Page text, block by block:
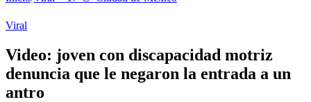
Viral
Video: joven con discapacidad motriz
denuncia que le negaron la entrada a un
antro